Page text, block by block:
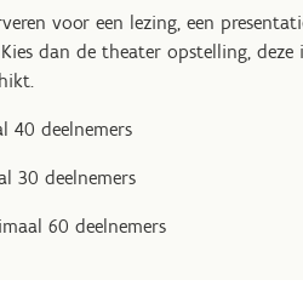
voor een lezing, een
dan de theater opstelling, deze
40 deelnemers
30 deelnemers
60 deelnemers